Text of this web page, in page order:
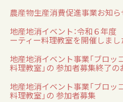
農産物生産消費促進事業お知
地産地消イベント：令和６年
ーティー料理教室を開催しまし
地産地消イベント事業「ブロッ
料理教室」の 参加者募集終了の
地産地消イベント事業「ブロッ
料理教室」の 参加者募集